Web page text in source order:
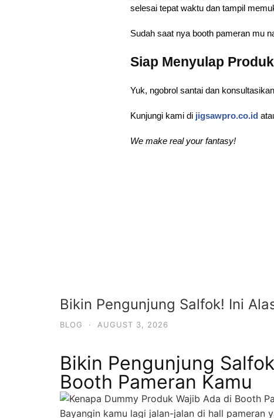
selesai tepat waktu dan tampil
Sudah saat nya booth pameran mu
Siap Menyulap
Yuk, ngobrol santai dan
Kunjungi kami di jigsawpro.co.id
We make real your fantasy!
Bikin Pengunjung Salfok! Ini
BLOG · AUGUST 3, 2026
Bikin Pengunjung
Booth Pameran Kamu
Bayangin kamu lagi jalan-jalan di hall